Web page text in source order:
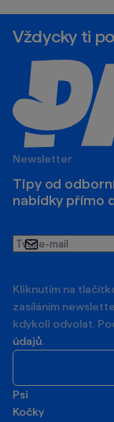
Vždycky ti
Newsletter
Tipy od
nabídky přímo
Tvůj
e-
Kliknutím na
zasíláním
kdykoli odvolat.
údajů.
Psi
Kočky